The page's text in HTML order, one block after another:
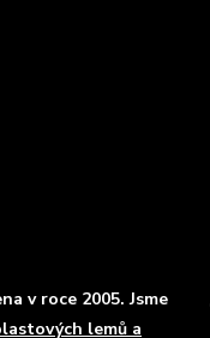
v roce 2005. Jsme
lemů a